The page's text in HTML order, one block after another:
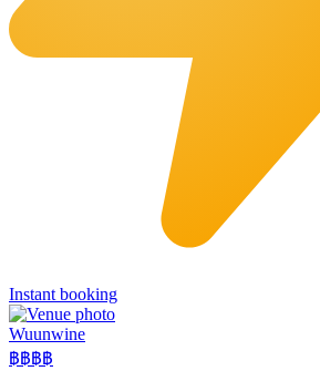
Instant booking
Wuunwine
฿฿฿฿